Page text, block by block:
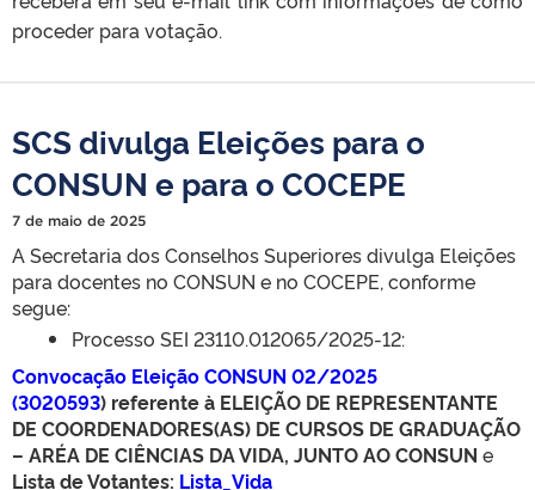
proceder para votação.
SCS divulga Eleições para o
CONSUN e para o COCEPE
7 de maio de 2025
A Secretaria dos Conselhos Superiores divulga Eleições
para docentes no CONSUN e no COCEPE, conforme
segue:
Processo SEI 23110.012065/2025-12:
Convocação Eleição CONSUN 02/2025
(3020593) referente à ELEIÇÃO DE REPRESENTANTE
DE COORDENADORES(AS) DE CURSOS DE GRADUAÇÃO
– ARÉA DE CIÊNCIAS DA VIDA, JUNTO AO CONSUN e
Lista de Votantes: Lista_Vida